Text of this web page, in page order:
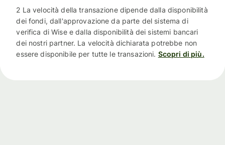
2 La velocità della transazione dipende dalla disponibilità
dei fondi, dall'approvazione da parte del sistema di
verifica di Wise e dalla disponibilità dei sistemi bancari
dei nostri partner. La velocità dichiarata potrebbe non
essere disponibile per tutte le transazioni. Scopri di più.